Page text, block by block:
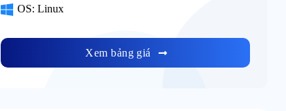
OS: Linux
Xem bảng giá